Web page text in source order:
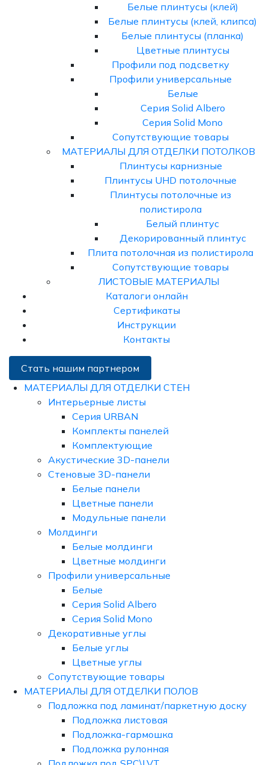
Белые плинтусы (клей)
Белые плинтусы (клей, клипса)
Белые плинтусы (планка)
Цветные плинтусы
Профили под подсветку
Профили универсальные
Белые
Серия Solid Albero
Серия Solid Mono
Сопутствующие товары
МАТЕРИАЛЫ ДЛЯ ОТДЕЛКИ ПОТОЛКОВ
Плинтусы карнизные
Плинтусы UHD потолочные
Плинтусы потолочные из
полистирола
Белый плинтус
Декорированный плинтус
Плита потолочная из полистирола
Сопутствующие товары
ЛИСТОВЫЕ МАТЕРИАЛЫ
Каталоги онлайн
Сертификаты
Инструкции
Контакты
Стать нашим партнером
МАТЕРИАЛЫ ДЛЯ ОТДЕЛКИ СТЕН
Интерьерные листы
Серия URBAN
Комплекты панелей
Комплектующие
Акустические 3D-панели
Стеновые 3D-панели
Белые панели
Цветные панели
Модульные панели
Молдинги
Белые молдинги
Цветные молдинги
Профили универсальные
Белые
Серия Solid Albero
Серия Solid Mono
Декоративные углы
Белые углы
Цветные углы
Сопутствующие товары
МАТЕРИАЛЫ ДЛЯ ОТДЕЛКИ ПОЛОВ
Подложка под ламинат/паркетную доску
Подложка листовая
Подложка-гармошка
Подложка рулонная